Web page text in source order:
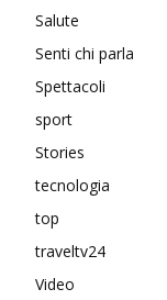
Salute
Senti chi parla
Spettacoli
sport
Stories
tecnologia
top
traveltv24
Video